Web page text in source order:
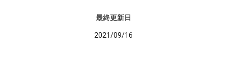
最終更新日
2021/09/16